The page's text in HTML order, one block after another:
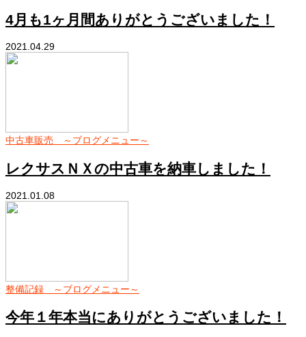
4月も1ヶ月間ありがとうございました！
2021.04.29
中古車販売 ～ブログメニュー～
レクサスＮＸの中古車を納車しました！
2021.01.08
整備記録 ～ブログメニュー～
今年１年本当にありがとうございました！